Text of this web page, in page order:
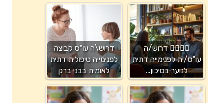
👩‍⚕️👨‍⚕️ דרוש/ה
עו"ס/ית לפנימייה דתית
לנוער בסיכון…
דרוש\ה עו"ס קבוצה
לפנימייה טיפולית דתית
לאומית בבני ברק